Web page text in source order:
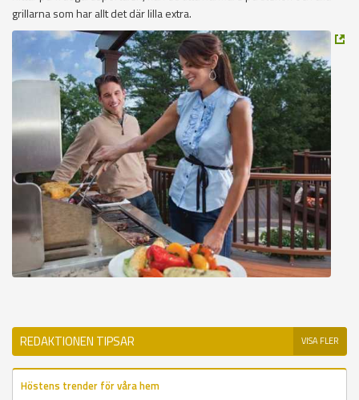
grillarna som har allt det där lilla extra.
REDAKTIONEN TIPSAR VISA FLER
Höstens trender för våra hem